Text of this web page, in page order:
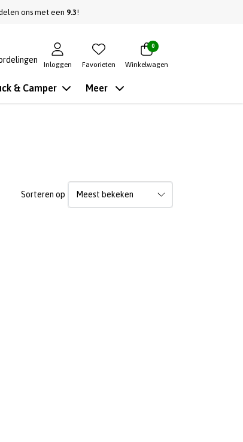
ons met een 9.3!
Inloggen Favorieten
0
Winkelwagen
& Camper Meer
Sorteren op